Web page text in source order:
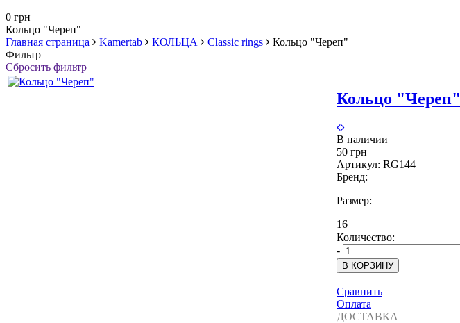
0 грн
Кольцо "Череп"
Главная страница
Kamertab КОЛЬЦА Classic rings
Кольцо "Череп"
Фильтр
Сбросить фильтр
Кольцо "Череп"
В наличии
50 грн
Артикул: RG144
Бренд:
Размер:
16
Количество:
-
Сравнить
Оплата
ДОСТАВКА